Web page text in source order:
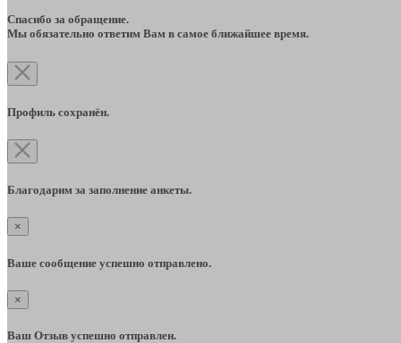
Спасибо за обращение.
Мы обязательно ответим Вам в самое ближайшее время.
Профиль сохранён.
Благодарим за заполнение анкеты.
×
Ваше сообщение успешно отправлено.
×
Ваш Отзыв успешно отправлен.